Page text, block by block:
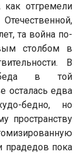
как отгремели
та война по-
столбом в
В
в той
осталась едва
бедно, но
пространству
прадедов пока